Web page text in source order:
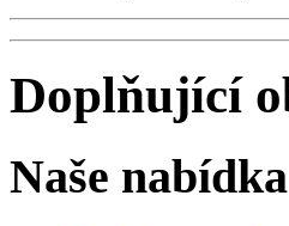
Doplňující
Naše nabídka